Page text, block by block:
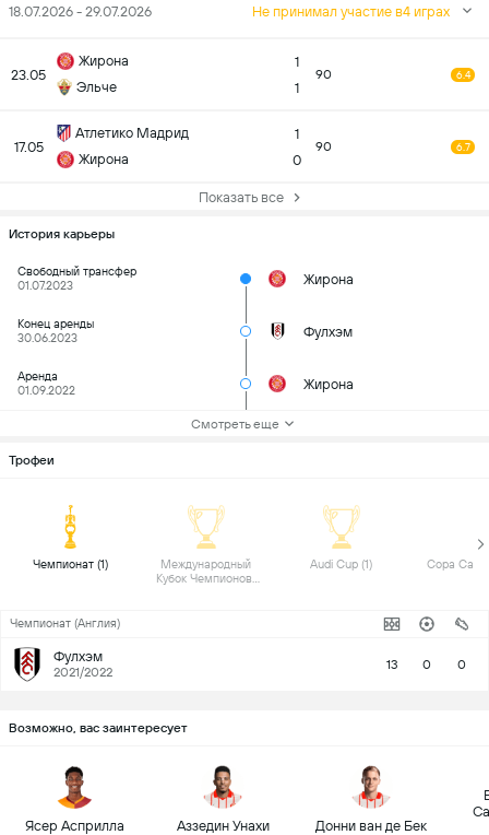
18.07.2026 - 29.07.2026 Не принимал участие в4 играх
23.05
Жирона
Эльче
1
1
90 6.4
17.05
Атлетико Мадрид
Жирона
1
0
90 6.7
Показать все
История карьеры
Свободный трансфер
01.07.2023
Жирона
Конец аренды
30.06.2023
Фулхэм
Аренда
01.09.2022
Жирона
Смотреть еще
Трофеи
Международный
Кубок Чемпионов
Чемпионат (Англия)
Фулхэм
2021/2022 13 0 0
Возможно, вас заинтересует
Ясер Асприлла Аззедин Унахи Донни ван де Бек